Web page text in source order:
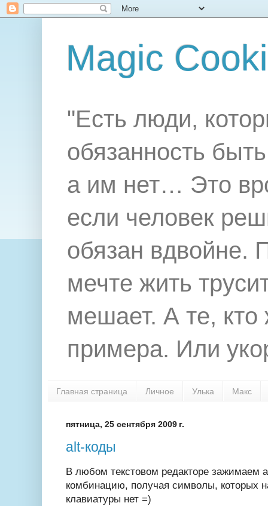
Magic
"Есть люди,
обязанность
а им нет… Это
если человек
обязан вдвойне.
мечте жить
мешает. А те,
примера. Или
Главная страница Личное Улька Макс
пятница, 25 сентября 2009 г.
alt-коды
В любом текстовом редакторе зажимаем
комбинацию, получая символы, которых
клавиатуры нет =)